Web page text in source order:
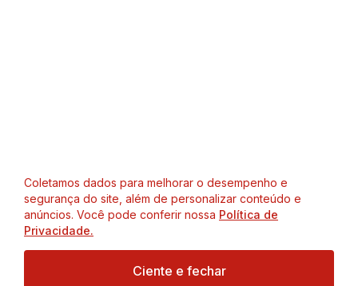
Coletamos dados para melhorar o desempenho e
segurança do site, além de personalizar conteúdo e
anúncios. Você pode conferir nossa Política de
Privacidade.
Ciente e fechar